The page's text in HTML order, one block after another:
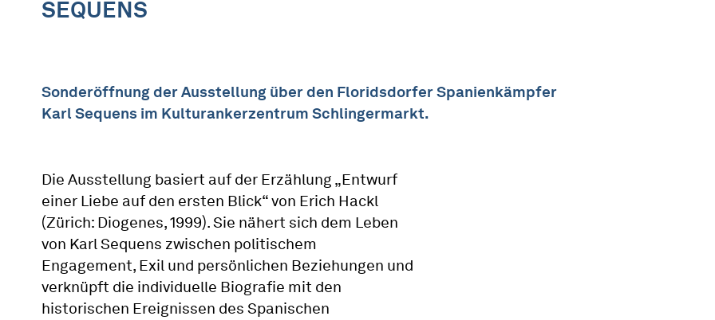
SEQUENS
Sonderöffnung der Ausstellung über den Floridsdorfer Spanienkämpfer
Karl Sequens im Kulturankerzentrum Schlingermarkt.
Die Ausstellung basiert auf der Erzählung „Entwurf
einer Liebe auf den ersten Blick“ von Erich Hackl
(Zürich: Diogenes, 1999). Sie nähert sich dem Leben
von Karl Sequens zwischen politischem
Engagement, Exil und persönlichen Beziehungen und
verknüpft die individuelle Biografie mit den
historischen Ereignissen des Spanischen